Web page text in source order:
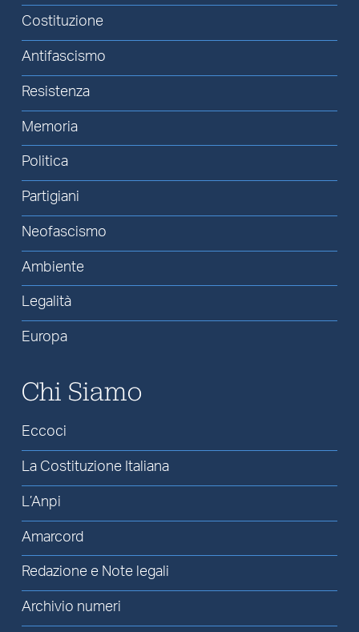
Costituzione
Antifascismo
Resistenza
Memoria
Politica
Partigiani
Neofascismo
Ambiente
Legalità
Europa
Chi Siamo
Eccoci
La Costituzione Italiana
L’Anpi
Amarcord
Redazione e Note legali
Archivio numeri